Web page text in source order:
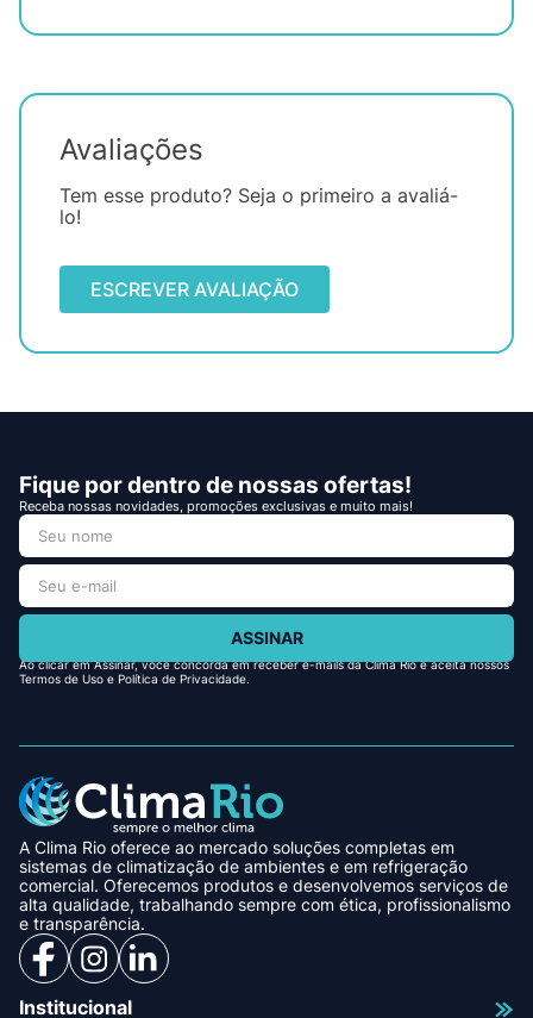
Avaliações
Tem esse produto? Seja o primeiro a avaliá-
lo!
ESCREVER AVALIAÇÃO
Fique por dentro de nossas ofertas!
Receba nossas novidades, promoções exclusivas e muito mais!
ASSINAR
Ao clicar em Assinar, você concorda em receber e-mails da Clima Rio e aceita nossos
Termos de Uso e Política de Privacidade.
A Clima Rio oferece ao mercado soluções completas em
sistemas de climatização de ambientes e em refrigeração
comercial. Oferecemos produtos e desenvolvemos serviços de
alta qualidade, trabalhando sempre com ética, profissionalismo
e transparência.
Institucional